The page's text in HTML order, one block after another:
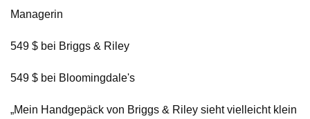
Managerin
549 $ bei Briggs & Riley
549 $ bei Bloomingdale's
„Mein Handgepäck von Briggs & Riley sieht vielleicht klein